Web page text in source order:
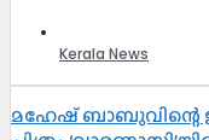
Kerala News
മഹേഷ് ബാബുവിന്റെ